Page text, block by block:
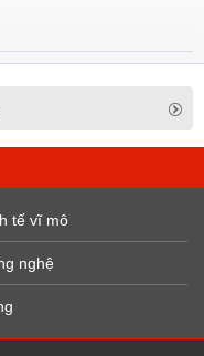
tế vĩ mô
nghệ